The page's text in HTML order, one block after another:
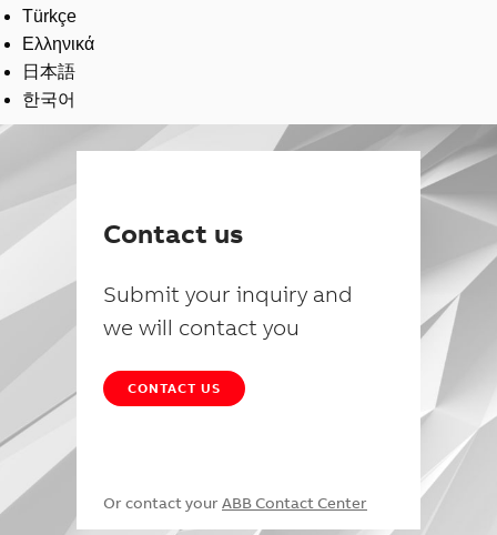
Türkçe
Ελληνικά
日本語
한국어
Contact us
Submit your inquiry and
we will contact you
CONTACT US
Or contact your ABB Contact Center